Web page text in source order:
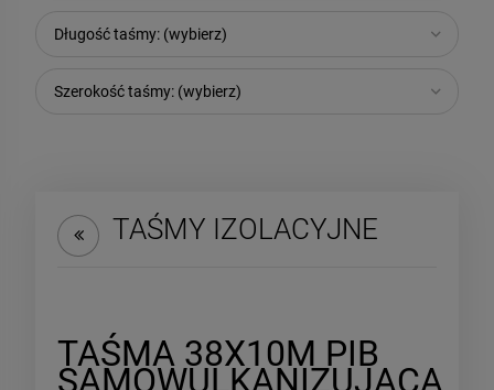
Długość taśmy: (wybierz)
Szerokość taśmy: (wybierz)
TAŚMY IZOLACYJNE
TAŚMA 38X10M PIB
SAMOWULKANIZUJĄCA